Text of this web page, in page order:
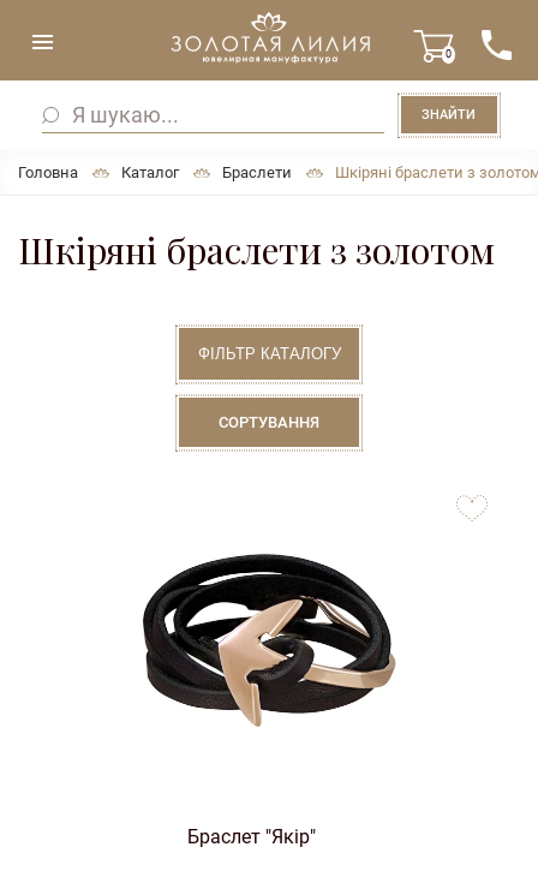
0
ЗНАЙТИ
Головна Каталог Браслети Шкіряні браслети з
Шкіряні браслети з золотом
ФІЛЬТР КАТАЛОГУ
СОРТУВАННЯ
Браслет "Якір"
favorites